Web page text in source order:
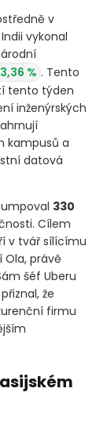
v
vykonal
% . Tento
tento týden
inženýrských
kampusů a
datová
330
Cílem
v tvář sílícímu
Ola, právě
šéf Uberu
že
firmu